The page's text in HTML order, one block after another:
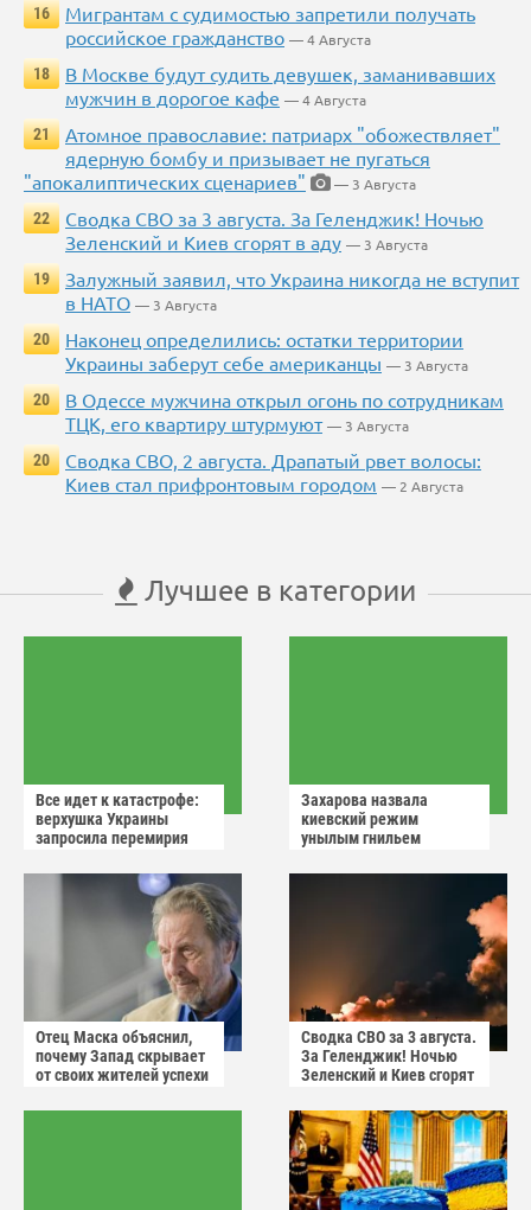
16
Мигрантам с судимостью запретили получать
российское гражданство — 4 Августа
18
В Москве будут судить девушек, заманивавших
мужчин в дорогое кафе — 4 Августа
21
Атомное православие: патриарх "обожествляет"
ядерную бомбу и призывает не пугаться
"апокалиптических сценариев"
— 3 Августа
22
Сводка СВО за 3 августа. За Геленджик! Ночью
Зеленский и Киев сгорят в аду — 3 Августа
19
Залужный заявил, что Украина никогда не вступит
в НАТО — 3 Августа
20
Наконец определились: остатки территории
Украины заберут себе американцы — 3 Августа
20
В Одессе мужчина открыл огонь по сотрудникам
ТЦК, его квартиру штурмуют — 3 Августа
20
Сводка СВО, 2 августа. Драпатый рвет волосы:
Киев стал прифронтовым городом — 2 Августа
Лучшее в категории
Все идет к катастрофе:
верхушка Украины
запросила перемирия
Захарова назвала
киевский режим
унылым гнильем
Отец Маска объяснил,
почему Запад скрывает
от своих жителей успехи
Сводка СВО за 3 августа.
За Геленджик! Ночью
Зеленский и Киев сгорят